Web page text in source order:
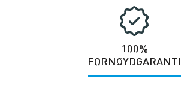
100%
FORNØYDGARANTI